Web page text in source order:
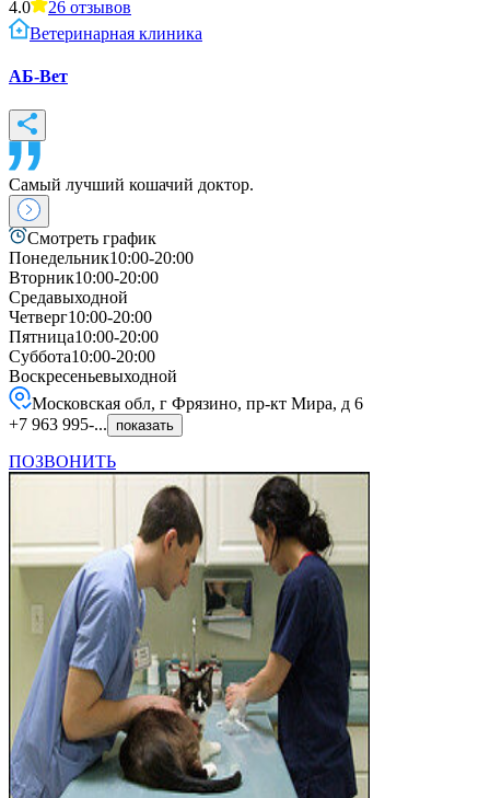
4.0 26 отзывов
Ветеринарная клиника
АБ-Вет
Самый лучший кошачий доктор.
Смотреть график
Понедельник10:00-20:00
Вторник10:00-20:00
Средавыходной
Четверг10:00-20:00
Пятница10:00-20:00
Суббота10:00-20:00
Воскресеньевыходной
Московская обл, г Фрязино, пр-кт Мира, д 6
+7 963 995-...
показать
ПОЗВОНИТЬ